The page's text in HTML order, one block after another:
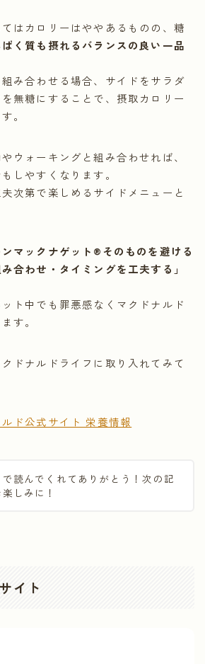
はカロリーはややあるものの、糖
く質も摂れるバランスの良い一品
み合わせる場合、サイドをサラダ
無糖にすることで、摂取カロリー
。
ウォーキングと組み合わせれば、
しやすくなります。
次第で楽しめるサイドメニューと
ンマックナゲット®そのものを避ける
合わせ・タイミングを工夫する」
ト中でも罪悪感なくマクドナルド
す。
ドナルドライフに取り入れてみて
ド公式サイト 栄養情報
読んでくれてありがとう！次の記
しみに！
イト